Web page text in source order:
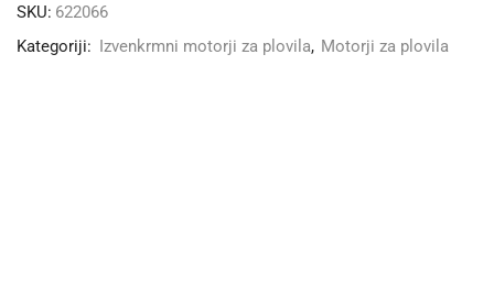
SKU: 622066
Kategoriji: Izvenkrmni motorji za plovila, Motorji za plovila